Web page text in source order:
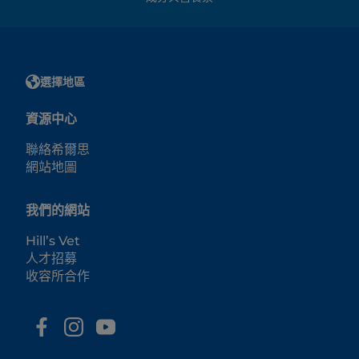
選擇地區
資源中心
聯絡希爾思
網站地圖
我們的網站
Hill’s Vet
人才招募
收容所合作